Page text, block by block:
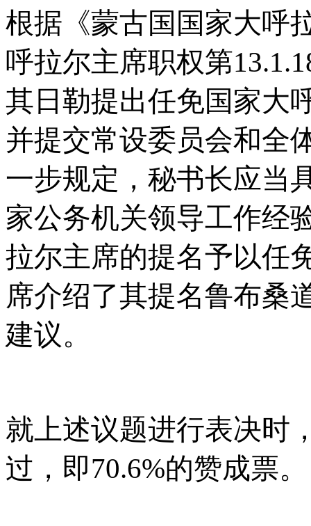
根据《蒙古国国家大呼
呼拉尔主席职权第
其日勒提出任免国家大
并提交常设委员会和全
一步规定，秘书长应当
家公务机关领导工作经
拉尔主席的提名予以任
席介绍了其提名鲁布桑
建议。
就上述议题进行表决时
过，即70.6%的赞成票。